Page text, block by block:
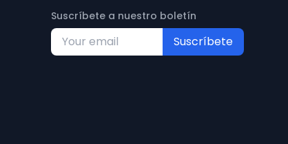
Suscríbete a nuestro boletín
Suscríbete